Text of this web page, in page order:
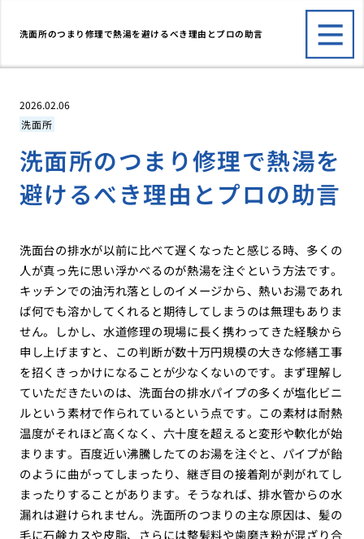
洗面所のつまり修理で熱湯を避けるべき理由とプロの助言
2026.02.06
洗面所
洗面所のつまり修理で熱湯を
避けるべき理由とプロの助言
洗面台の排水が以前に比べて遅くなったと感じる時、多くの
人が真っ先に思い浮かべるのが熱湯を注ぐという方法です。
キッチンでの油汚れ落としのイメージから、熱いお湯であれ
ば何でも溶かしてくれると期待してしまうのは無理もありま
せん。しかし、水道修理の現場に長く携わってきた経験から
申し上げますと、この判断が数十万円規模の大きな修繕工事
を招くきっかけになることが少なくないのです。まず理解し
ていただきたいのは、洗面台の排水パイプの多くが塩化ビニ
ルという素材で作られているという点です。この素材は耐熱
温度がそれほど高くなく、六十度を超えると変形や軟化が始
まります。百度近い沸騰したてのお湯を注ぐと、パイプが飴
のように曲がってしまったり、継ぎ目の接着剤が剥がれてし
まったりすることがあります。そうなれば、排水管からの水
漏れは避けられません。洗面所のつまりの主な原因は、髪の
毛に石鹸カスや皮脂、さらには整髪料や歯磨き粉が混ざり合